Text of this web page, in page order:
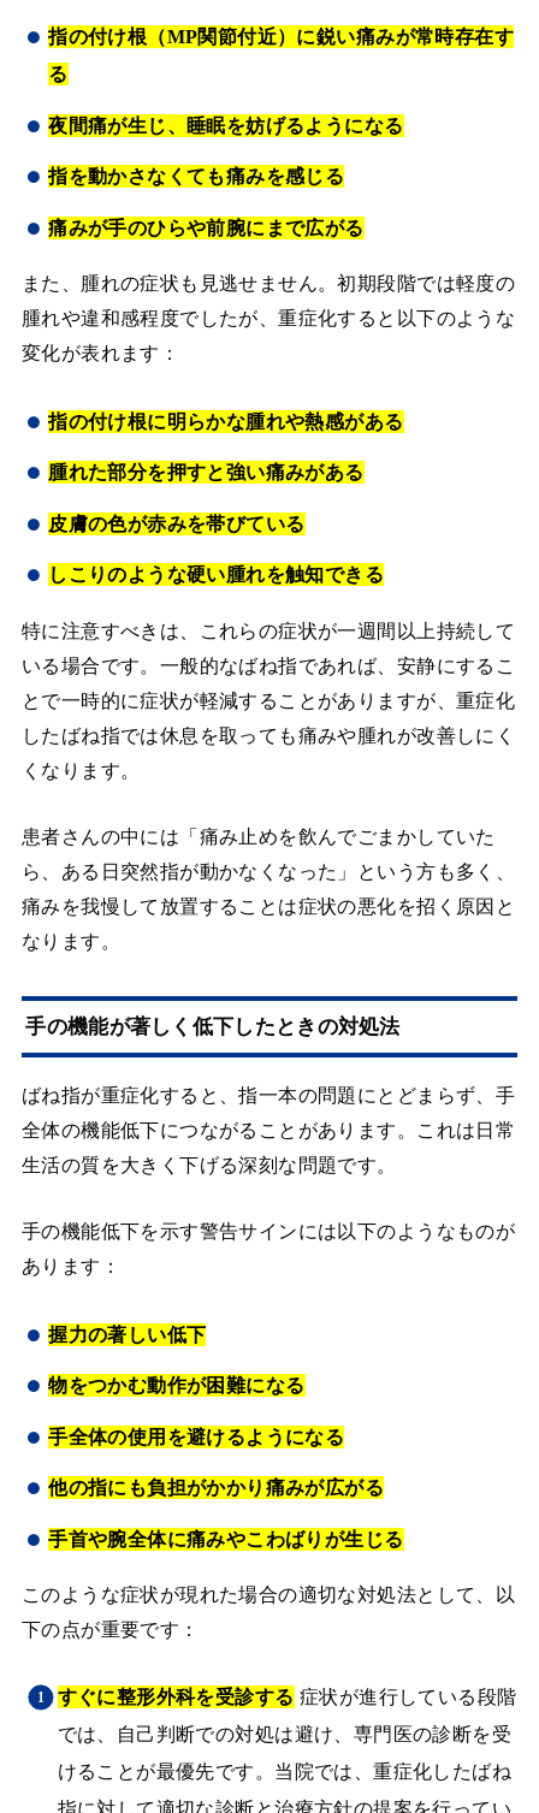
指の付け根（MP関節付近）に鋭い痛みが常時存在す
る
夜間痛が生じ、睡眠を妨げるようになる
指を動かさなくても痛みを感じる
痛みが手のひらや前腕にまで広がる
また、腫れの症状も見逃せません。初期段階では軽度の
腫れや違和感程度でしたが、重症化すると以下のような
変化が表れます：
指の付け根に明らかな腫れや熱感がある
腫れた部分を押すと強い痛みがある
皮膚の色が赤みを帯びている
しこりのような硬い腫れを触知できる
特に注意すべきは、これらの症状が一週間以上持続して
いる場合です。一般的なばね指であれば、安静にするこ
とで一時的に症状が軽減することがありますが、重症化
したばね指では休息を取っても痛みや腫れが改善しにく
くなります。
患者さんの中には「痛み止めを飲んでごまかしていた
ら、ある日突然指が動かなくなった」という方も多く、
痛みを我慢して放置することは症状の悪化を招く原因と
なります。
手の機能が著しく低下したときの対処法
ばね指が重症化すると、指一本の問題にとどまらず、手
全体の機能低下につながることがあります。これは日常
生活の質を大きく下げる深刻な問題です。
手の機能低下を示す警告サインには以下のようなものが
あります：
握力の著しい低下
物をつかむ動作が困難になる
手全体の使用を避けるようになる
他の指にも負担がかかり痛みが広がる
手首や腕全体に痛みやこわばりが生じる
このような症状が現れた場合の適切な対処法として、以
下の点が重要です：
すぐに整形外科を受診する 症状が進行している段階
では、自己判断での対処は避け、専門医の診断を受
けることが最優先です。当院では、重症化したばね